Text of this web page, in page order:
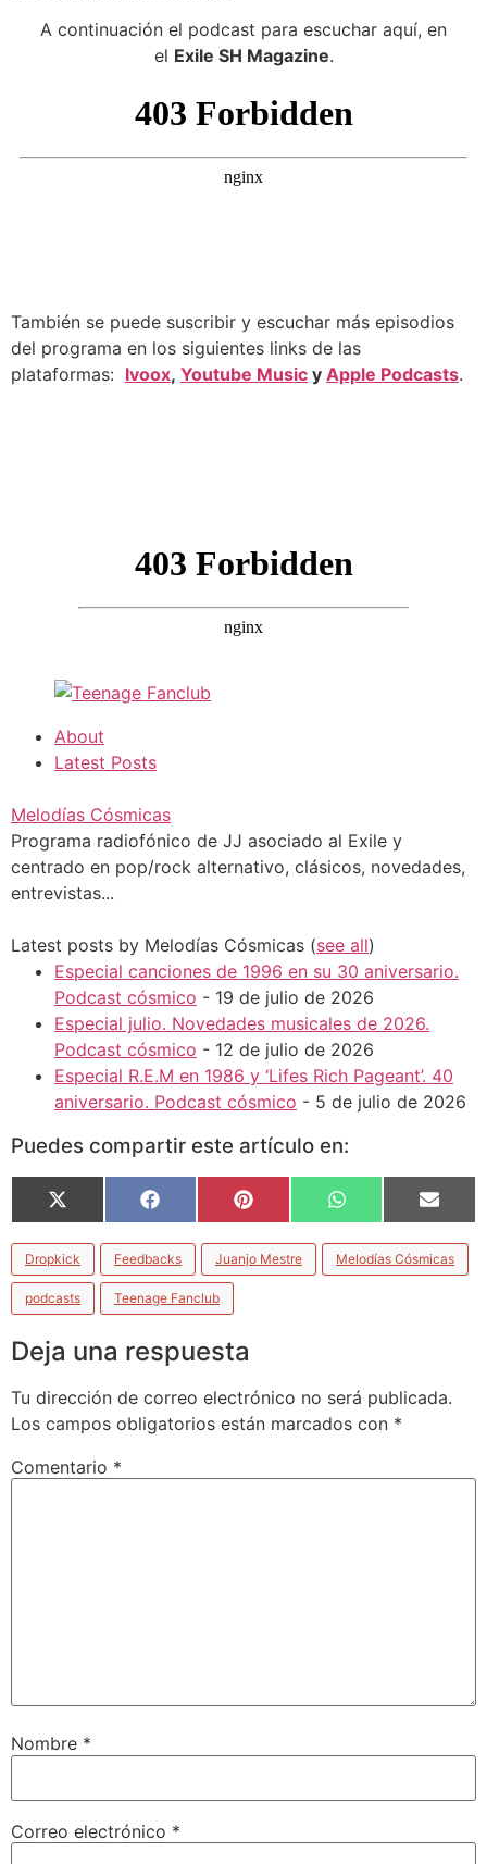
A continuación el podcast para escuchar aquí, en
el Exile SH Magazine.
También se puede suscribir y escuchar más episodios
del programa en los siguientes links de las
plataformas: Ivoox, Youtube Music y Apple Podcasts.
About
Latest Posts
Melodías Cósmicas
Programa radiofónico de JJ asociado al Exile y
centrado en pop/rock alternativo, clásicos, novedades,
entrevistas...
Latest posts by Melodías Cósmicas (see all)
Especial canciones de 1996 en su 30 aniversario.
Podcast cósmico - 19 de julio de 2026
Especial julio. Novedades musicales de 2026.
Podcast cósmico - 12 de julio de 2026
Especial R.E.M en 1986 y ‘Lifes Rich Pageant’. 40
aniversario. Podcast cósmico - 5 de julio de 2026
Puedes compartir este artículo en:
X
(Twitter)
Facebook Pinterest WhatsApp Email
Dropkick Feedbacks Juanjo Mestre Melodías Cósmicas
podcasts Teenage Fanclub
Deja una respuesta
Tu dirección de correo electrónico no será publicada.
Los campos obligatorios están marcados con *
Comentario *
Nombre *
Correo electrónico *